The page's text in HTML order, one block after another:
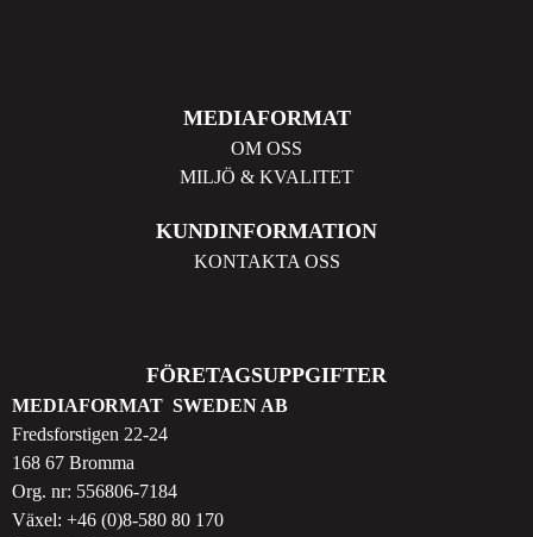
MEDIAFORMAT
OM OSS
MILJÖ & KVALITET
KUNDINFORMATION
KONTAKTA OSS
FÖRETAGSUPPGIFTER
MEDIAFORMAT SWEDEN AB
Fredsforstigen 22-24
168 67 Bromma
Org. nr: 556806-7184
Växel: +46 (0)8-580 80 170